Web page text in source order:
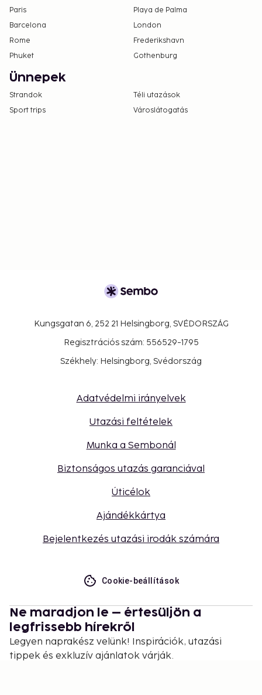
Paris
Playa de Palma
Barcelona
London
Rome
Frederikshavn
Phuket
Gothenburg
Ünnepek
Strandok
Téli utazások
Sport trips
Városlátogatás
Kungsgatan 6, 252 21 Helsingborg, SVÉDORSZÁG
Regisztrációs szám: 556529-1795
Székhely: Helsingborg, Svédország
Adatvédelmi irányelvek
Utazási feltételek
Munka a Sembonál
Biztonságos utazás garanciával
Úticélok
Ajándékkártya
Bejelentkezés utazási irodák számára
Cookie-beállítások
Ne maradjon le – értesüljön a
legfrissebb hírekről
Legyen naprakész velünk! Inspirációk, utazási
tippek és exkluzív ajánlatok várják.